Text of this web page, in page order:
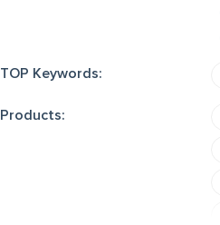
TOP Keywords:
Products: